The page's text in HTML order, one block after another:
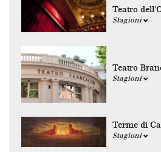
Teatro
Stagioni
Teatro
Stagioni
Terme di
Stagioni